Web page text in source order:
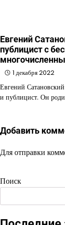
Евгений
публицист с
1 декабря 2022
Евгений
и публицист. Он
Добавить
Для отправки
Поиск